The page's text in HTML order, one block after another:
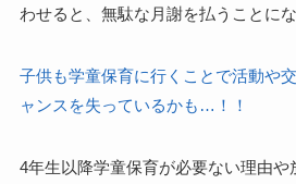
わせると、無駄な月謝を払うことにな
子供も学童保育に行くことで活動や
ャンスを失っているかも…！！
4年生以降学童保育が必要ない理由